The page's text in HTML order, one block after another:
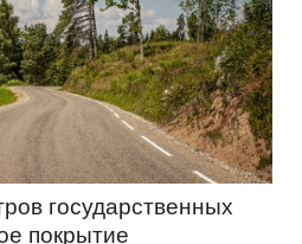
государственных
покрытие